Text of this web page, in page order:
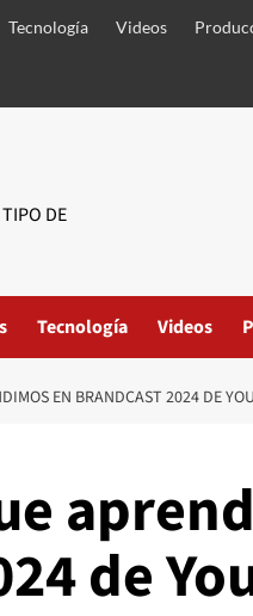
Tecnología Videos
DE
Tecnología Videos
EN BRANDCAST 2024 DE
de